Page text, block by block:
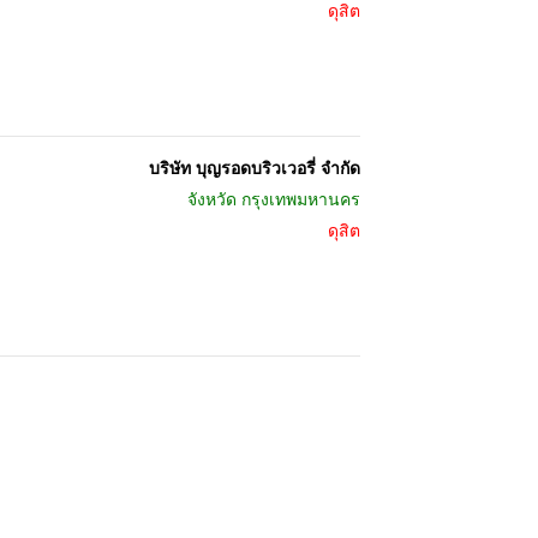
ดุสิต
บริษัท บุญรอดบริวเวอรี่ จำกัด
จังหวัด กรุงเทพมหานคร
ดุสิต